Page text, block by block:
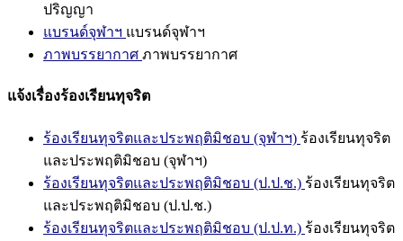
ปริญญา
แบรนด์จุฬาฯ แบรนด์จุฬาฯ
ภาพบรรยากาศ ภาพบรรยากาศ
แจ้งเรื่องร้องเรียนทุจริต
ร้องเรียนทุจริตและประพฤติมิชอบ (จุฬาฯ) ร้องเรียนทุจริต
และประพฤติมิชอบ (จุฬาฯ)
ร้องเรียนทุจริตและประพฤติมิชอบ (ป.ป.ช.) ร้องเรียนทุจริต
และประพฤติมิชอบ (ป.ป.ช.)
ร้องเรียนทุจริตและประพฤติมิชอบ (ป.ป.ท.) ร้องเรียนทุจริต